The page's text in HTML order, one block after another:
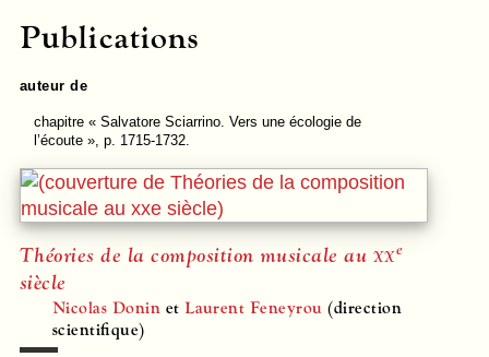
Publications
auteur de
chapitre« Salvatore Sciarrino. Vers une écologie de
l’écoute », p. 1715-1732.
Théories de la composition musicale au xxe
siècle
Nicolas Donin etLaurent Feneyrou (direction
scientifique)